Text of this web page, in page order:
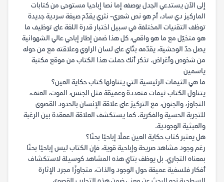
إلى الآن يستدعي الجدل بوصفه إما نصا إباحيا مستوحى من كتابات
الماركيز دي ساد، أم هو نص شعري- نثري يقدّم صيغة سردية جديدة
توظف التقنيات المختلفة في سبيل اختبار قدرة اللغة على توظيف ما
هو متخيّل مع ما هو واقعي، كل هذا ضمن إطار إباحي عالي الشهوانية
يصل حدّ الوحشية، يقدّمه بتّاي على لسان الراوي وعلاقته مع من حوله
من شخوص وأغراض. تذكر أنك حملت هذا الكتاب من موقع مكتبة
ياسمين
ما هي الثيمات الرئيسية التي يتناولها كتاب حكاية العين؟
يتناول الكتاب ثيمات متعددة وعميقة مثل الجنس، الموت، العنف،
التجاوز، والجنون، مع التركيز على علاقة الإنسان بالحدود القصوى
للتجربة الحسية والفكرية. كما يستكشف العلاقة المعقدة بين الرغبة
والعبثية الوجودية.
هل يعتبر كتاب حكاية العين عملًا إباحيًا بحتًا؟
رغم وجود مشاهد صريحة وإباحية قوية، فإن الكتاب ليس إباحيًا بحتًا
بمعناه التجاري. بل يوظف بتاي هذه المشاهد كوسيلة لاستكشاف
أفكار فلسفية عميقة حول الوجود والذات، متجاوزًا مجرد الإثارة